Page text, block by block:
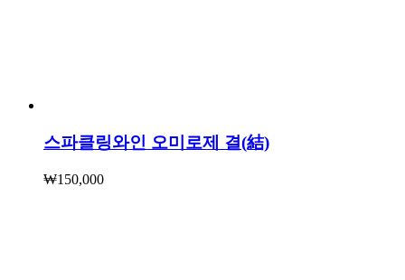
스파클링와인 오미로제 결(結)
₩150,000